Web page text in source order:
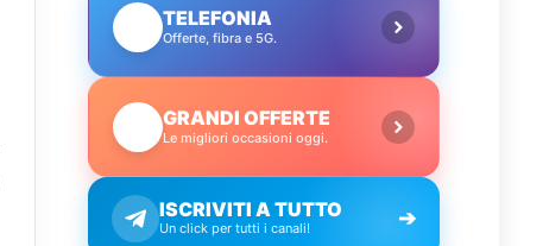
TELEFONIA
Offerte, fibra e 5G.
GRANDI OFFERTE
Le migliori occasioni oggi.
ISCRIVITI A TUTTO
Un click per tutti i canali! ➔